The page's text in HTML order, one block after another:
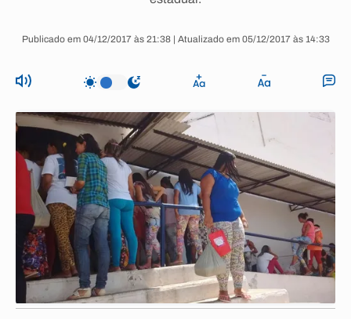
Publicado em 04/12/2017 às 21:38 | Atualizado em 05/12/2017 às 14:33